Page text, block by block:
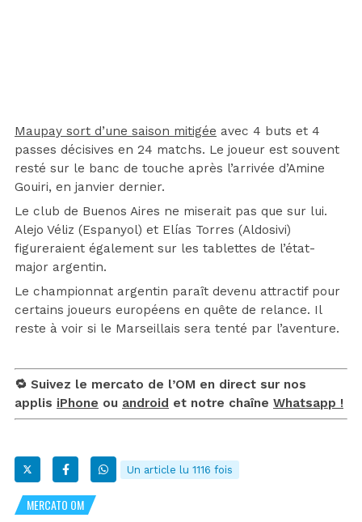
Maupay sort d’une saison mitigée avec 4 buts et 4
passes décisives en 24 matchs. Le joueur est souvent
resté sur le banc de touche après l’arrivée d’Amine
Gouiri, en janvier dernier.
Le club de Buenos Aires ne miserait pas que sur lui.
Alejo Véliz (Espanyol) et Elías Torres (Aldosivi)
figureraient également sur les tablettes de l’état-
major argentin.
Le championnat argentin paraît devenu attractif pour
certains joueurs européens en quête de relance. Il
reste à voir si le Marseillais sera tenté par l’aventure.
🔁 Suivez le mercato de l’OM en direct sur nos
applis iPhone ou android et notre chaîne Whatsapp !
Un article lu 1116 fois
MERCATO OM